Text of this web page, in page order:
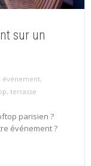
sur un
événement,
, terrasse
parisien ?
événement ?